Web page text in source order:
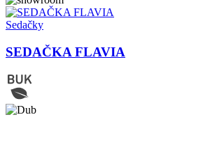
Sedačky
SEDAČKA FLAVIA